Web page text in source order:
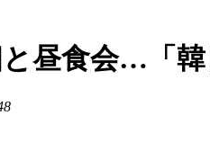
昼食会…「